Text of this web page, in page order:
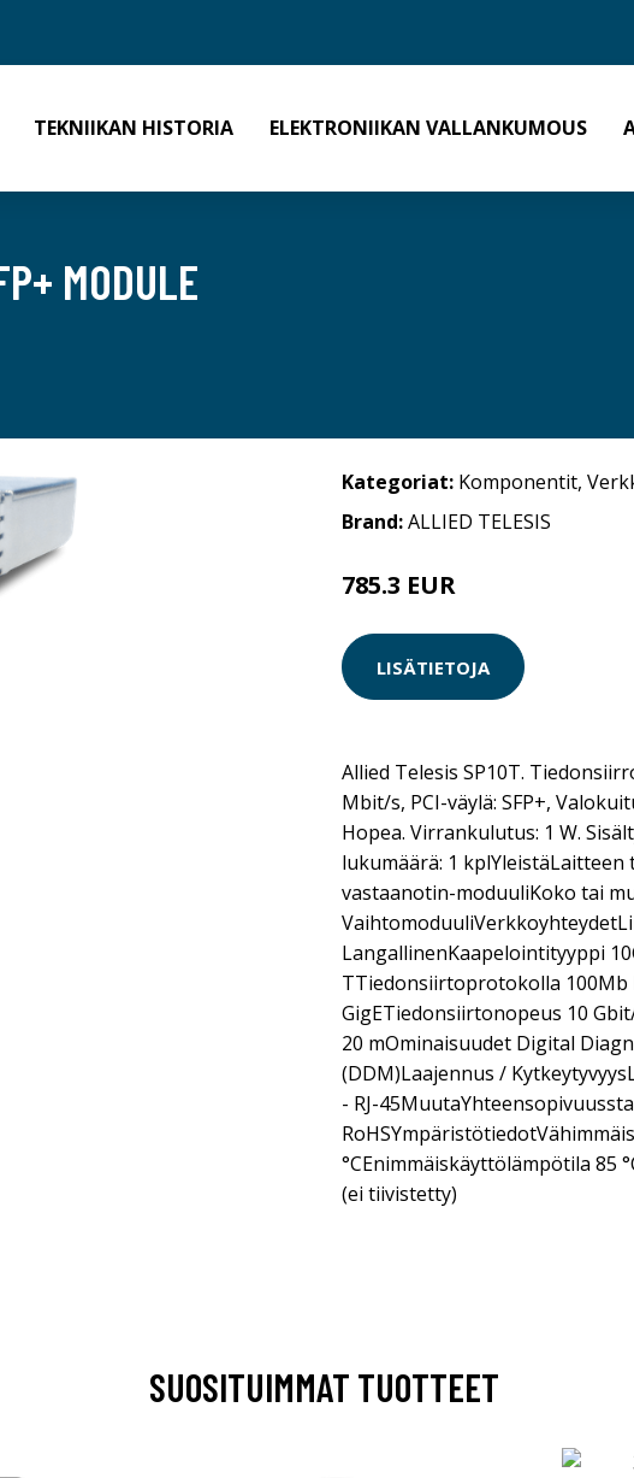
TEKNIIKAN HISTORIA ELEKTRONIIKAN VALLANKUMOUS
MODULE
Kategoriat: Komponentit,
Brand:ALLIED TELESIS
785.3 EUR
LISÄTIETOJA
Allied Telesis SP10T.
Mbit/s, PCI-väylä: SFP+,
Hopea. Virrankulutus: 1 W.
lukumäärä: 1 kplYleistäLaitteen
vastaanotin-moduuliKoko tai
LangallinenKaapelointityyppi
TTiedonsiirtoprotokolla 100Mb
GigETiedonsiirtonopeus 10
20 mOminaisuudet Digital
(DDM)Laajennus /
- RJ-
°CEnimmäiskäyttölämpötila 85
(ei tiivistetty)
SUOSITUIMMAT TUOTTEET